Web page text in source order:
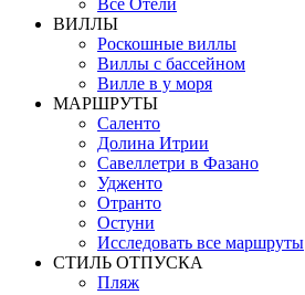
Все Отели
ВИЛЛЫ
Роскошные виллы
Виллы с бассейном
Вилле в у моря
MАРШРУТЫ
Саленто
Долина Итрии
Савеллетри в Фазано
Удженто
Отранто
Остуни
Исследовать все маршруты
СТИЛЬ OТПУСКА
Пляж